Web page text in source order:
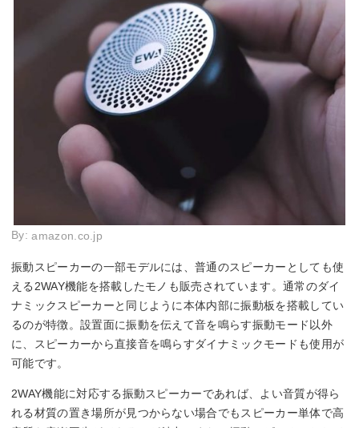
By:amazon.co.jp
振動スピーカーの一部モデルには、普通のスピーカーとしても使
える2WAY機能を搭載したモノも販売されています。通常のダイ
ナミックスピーカーと同じように本体内部に振動板を搭載してい
るのが特徴。設置面に振動を伝えて音を鳴らす振動モード以外
に、スピーカーから直接音を鳴らすダイナミックモードも使用が
可能です。
2WAY機能に対応する振動スピーカーであれば、よい音質が得ら
れる材質の置き場所が見つからない場合でもスピーカー単体で高